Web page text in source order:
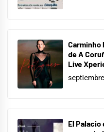
Carminho
de A
Live
El Palacio